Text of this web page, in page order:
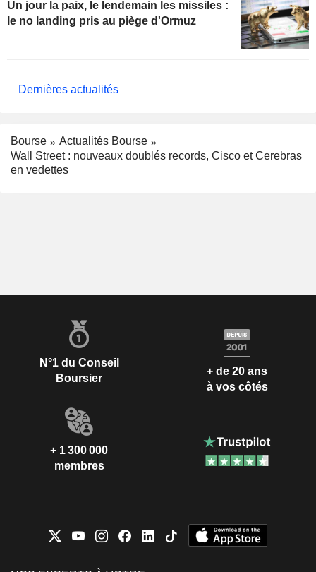
Un jour la paix, le lendemain les missiles :
le no landing pris au piège d'Ormuz
Dernières actualités
Bourse
Actualités Bourse
Wall Street : nouveaux doublés records, Cisco et Cerebras
en vedettes
N°1 du Conseil
Boursier
+ de 20 ans
à vos côtés
+ 1 300 000
membres